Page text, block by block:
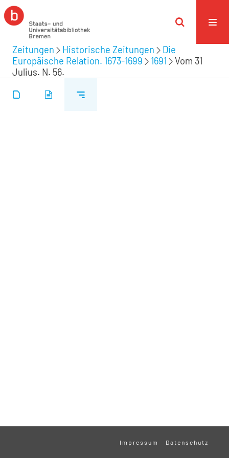
Zeitungen Historische Zeitungen
Die
Europäische Relation. 1673-1699
1691
Vom 31
Julius. N. 56.
Impressum Datenschutz